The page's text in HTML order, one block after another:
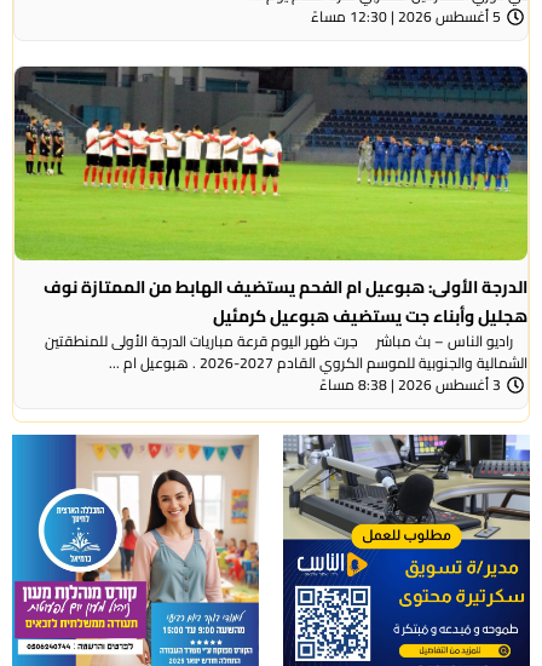
5 أغسطس 2026 | 12:30 مساءً
الدرجة الأولى: هبوعيل ام الفحم يستضيف الهابط من الممتازة نوف
هجليل وأبناء جت يستضيف هبوعيل كرمئيل
راديو الناس – بث مباشر جرت ظهر اليوم قرعة مباريات الدرجة الأولى للمنطقتين
الشمالية والجنوبية للموسم الكروي القادم 2027-2026 . هبوعيل ام ...
3 أغسطس 2026 | 8:38 مساءً